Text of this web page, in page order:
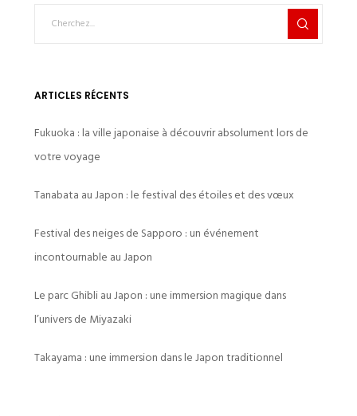
ARTICLES RÉCENTS
Fukuoka : la ville japonaise à découvrir absolument lors de
votre voyage
Tanabata au Japon : le festival des étoiles et des vœux
Festival des neiges de Sapporo : un événement
incontournable au Japon
Le parc Ghibli au Japon : une immersion magique dans
l’univers de Miyazaki
Takayama : une immersion dans le Japon traditionnel